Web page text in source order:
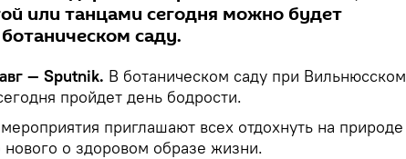
или танцами сегодня можно будет
саду.
— Sputnik. В ботаническом саду при Вильнюсском
пройдет день бодрости.
приглашают всех отдохнуть на природе
нового о здоровом образе жизни.